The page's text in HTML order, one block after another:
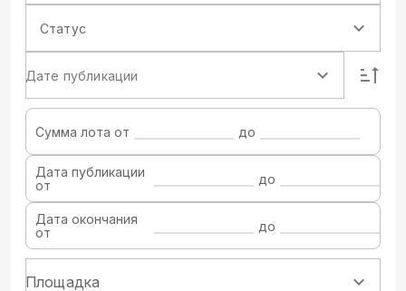
Статус
Дате публикации
Сумма лота от до
Дата публикации
от
до
Дата окончания
от
до